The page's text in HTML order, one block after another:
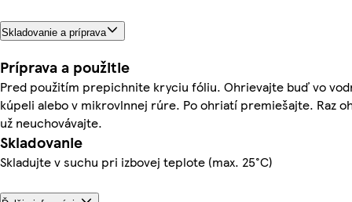
Skladovanie a príprava
Príprava a použitie
Pred použitím prepichnite kryciu fóliu. Ohrievajte buď vo
kúpeli alebo v mikrovlnnej rúre. Po ohriatí premiešajte. Raz
už neuchovávajte.
Skladovanie
Skladujte v suchu pri izbovej teplote (max. 25°C)